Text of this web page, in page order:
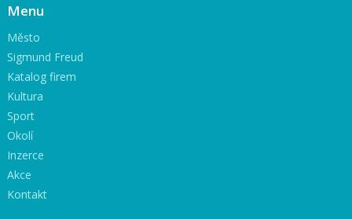
Menu
Město
Sigmund Freud
Katalog firem
Kultura
Sport
Okolí
Inzerce
Akce
Kontakt